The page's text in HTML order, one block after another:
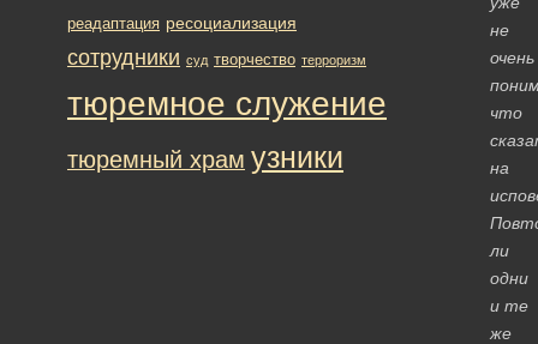
не
очень
что
на
ли
одни
и те
же
реадаптация ресоциализация
сотрудники суд творчество терроризм
тюремное служение
тюремный храм узники